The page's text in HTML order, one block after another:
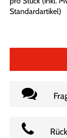
Standardartikel)